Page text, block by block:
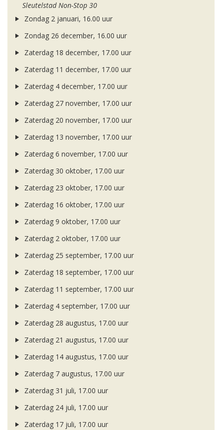
Sleutelstad Non-Stop 30
Zondag 2 januari, 16.00 uur
Zondag 26 december, 16.00 uur
Zaterdag 18 december, 17.00 uur
Zaterdag 11 december, 17.00 uur
Zaterdag 4 december, 17.00 uur
Zaterdag 27 november, 17.00 uur
Zaterdag 20 november, 17.00 uur
Zaterdag 13 november, 17.00 uur
Zaterdag 6 november, 17.00 uur
Zaterdag 30 oktober, 17.00 uur
Zaterdag 23 oktober, 17.00 uur
Zaterdag 16 oktober, 17.00 uur
Zaterdag 9 oktober, 17.00 uur
Zaterdag 2 oktober, 17.00 uur
Zaterdag 25 september, 17.00 uur
Zaterdag 18 september, 17.00 uur
Zaterdag 11 september, 17.00 uur
Zaterdag 4 september, 17.00 uur
Zaterdag 28 augustus, 17.00 uur
Zaterdag 21 augustus, 17.00 uur
Zaterdag 14 augustus, 17.00 uur
Zaterdag 7 augustus, 17.00 uur
Zaterdag 31 juli, 17.00 uur
Zaterdag 24 juli, 17.00 uur
Zaterdag 17 juli, 17.00 uur